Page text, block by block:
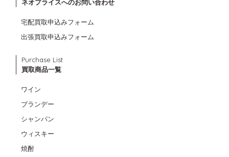
ネオプライスへのお問い合わせ
宅配買取申込みフォーム
出張買取申込みフォーム
Purchase List
買取商品一覧
ワイン
ブランデー
シャンパン
ウィスキー
焼酎